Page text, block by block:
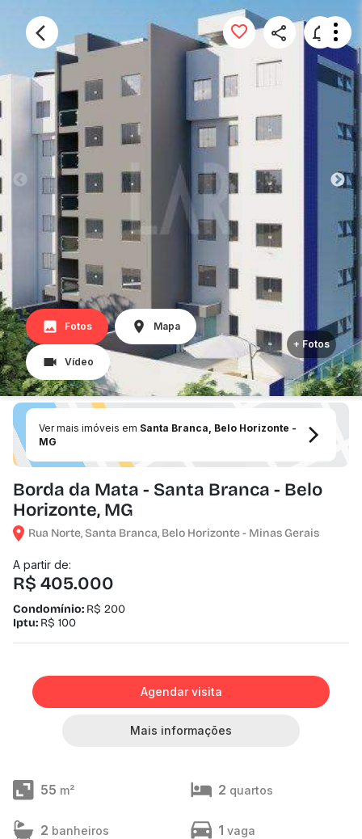
Fotos Mapa
Vídeo
+ Fotos
Ver mais imóveis em Santa Branca, Belo Horizonte -
MG
Borda da Mata - Santa Branca - Belo
Horizonte, MG
Rua Norte, Santa Branca, Belo Horizonte - Minas Gerais
A partir de:
R$ 405.000
Condomínio: R$ 200
Iptu: R$ 100
Agendar visita
Mais informações
55 m² 2 quartos
2 banheiros 1 vaga